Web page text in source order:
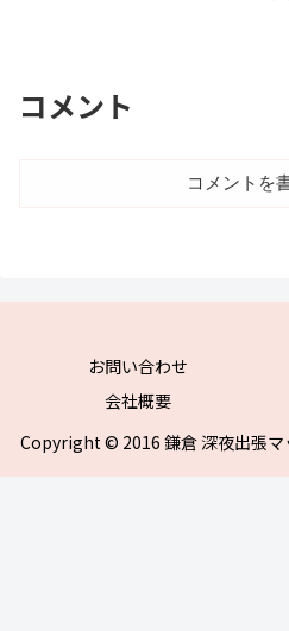
コメント
コメントを
お問い合わせ
会社概要
Copyright © 2016 鎌倉 深夜出張